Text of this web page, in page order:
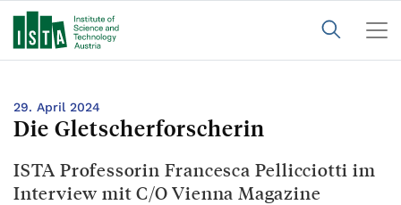
29. April 2024
Die Gletscherforscherin
ISTA Professorin Francesca Pellicciotti im
Interview mit C/O Vienna Magazine